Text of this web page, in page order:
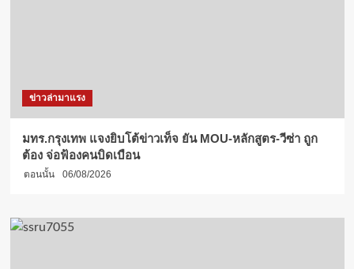
ข่าวล่ามาแรง
มทร.กรุงเทพ แจงยิบโต้ข่าวเท็จ ยัน MOU-หลักสูตร-วีซ่า ถูก
ต้อง จ่อฟ้องคนบิดเบือน
ตอนนั้น 06/08/2026